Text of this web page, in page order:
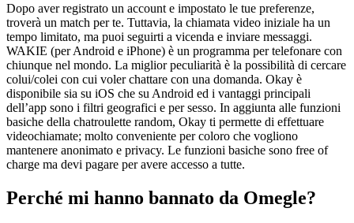
Dopo aver registrato un account e impostato le tue preferenze,
troverà un match per te. Tuttavia, la chiamata video iniziale ha un
tempo limitato, ma puoi seguirti a vicenda e inviare messaggi.
WAKIE (per Android e iPhone) è un programma per telefonare con
chiunque nel mondo. La miglior peculiarità è la possibilità di cercare
colui/colei con cui voler chattare con una domanda. Okay è
disponibile sia su iOS che su Android ed i vantaggi principali
dell’app sono i filtri geografici e per sesso. In aggiunta alle funzioni
basiche della chatroulette random, Okay ti permette di effettuare
videochiamate; molto conveniente per coloro che vogliono
mantenere anonimato e privacy. Le funzioni basiche sono free of
charge ma devi pagare per avere accesso a tutte.
Perché mi hanno bannato da Omegle?